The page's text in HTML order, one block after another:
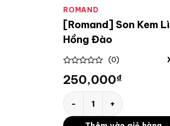
ROMAND
[Romand] Son Kem
Hồng Đào
out
5
(0)
250,000₫
[Romand] Son Kem Lì